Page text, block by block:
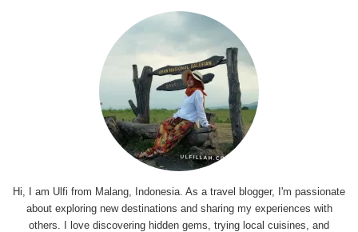
Hi, I am Ulfi from Malang, Indonesia. As a travel blogger, I'm passionate
about exploring new destinations and sharing my experiences with
others. I love discovering hidden gems, trying local cuisines, and